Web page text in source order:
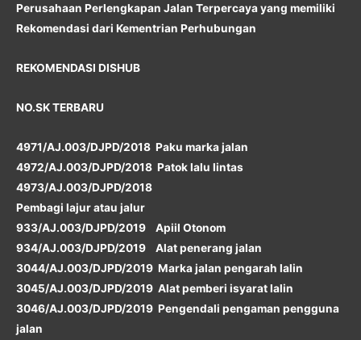
Perusahaan Perlengkapan Jalan Terpercaya yang memiliki
Rekomendasi dari Kementrian Perhubungan
REKOMENDASI DISHUB
NO.SK TERBARU
4971/AJ.003/DJPD/2018 Paku marka jalan
4972/AJ.003/DJPD/2018 Patok lalu lintas
4973/AJ.003/DJPD/2018
Pembagi lajur atau jalur
933/AJ.003/DJPD/2019 Apiil Otonom
934/AJ.003/DJPD/2019 Alat penerang jalan
3044/AJ.003/DJPD/2019 Marka jalan pengarah lalin
3045/AJ.003/DJPD/2019 Alat pemberi isyarat lalin
3046/AJ.003/DJPD/2019 Pengendali pengaman pengguna
jalan